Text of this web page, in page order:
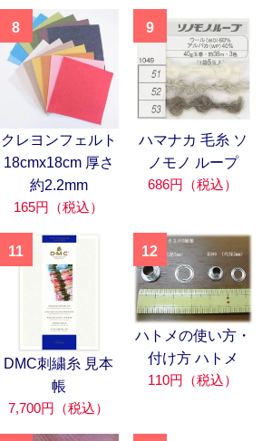
8
クレヨンフェルト
18cmx18cm 厚さ
約2.2mm
165円（税込）
9
ハマナカ 毛糸 ソ
ノモノ ループ
686円（税込）
11
DMC刺繍糸 見本
帳
7,700円（税込）
12
ハトメの使い方・
付け方 ハトメ
110円（税込）